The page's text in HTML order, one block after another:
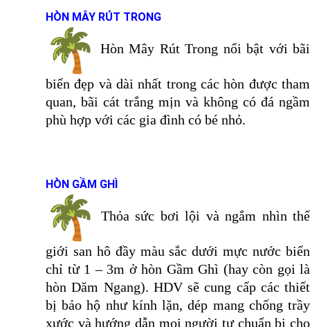
HÒN MÂY RÚT TRONG
Hòn Mây Rút Trong nổi bật với bãi
biển đẹp và dài nhất trong các hòn được tham
quan, bãi cát trắng mịn và không có đá ngầm
phù hợp với các gia đình có bé nhỏ.
HÒN GẦM GHÌ
Thỏa sức bơi lội và ngắm nhìn thế
giới san hô đầy màu sắc dưới mực nước biển
chỉ từ 1 – 3m ở hòn Gầm Ghì (hay còn gọi là
hòn Dăm Ngang). HDV sẽ cung cấp các thiết
bị bảo hộ như kính lặn, dép mang chống trầy
xước và hướng dẫn mọi người tự chuẩn bị cho